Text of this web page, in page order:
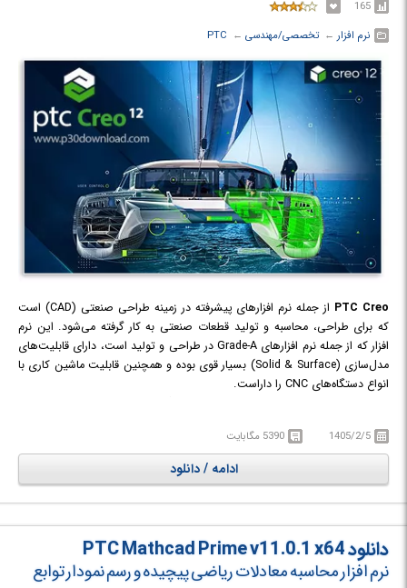
165
نرم افزار ← ‏تخصصی/مهندسی ← ‏
PTC
PTC Creo
از جمله نرم افزارهای پیشرفته در زمینه طراحی صنعتی (CAD) است
که برای طراحی، محاسبه و تولید قطعات صنعتی به کار گرفته می‌شود. این نرم
افزار که از جمله نرم افزارهای Grade-A در طراحی و تولید است، دارای قابلیت‌های
مدل‌سازی (Solid & Surface) بسیار قوی بوده و همچنین قابلیت ماشین کاری با
انواع دستگاه‌های CNC را داراست.
پیچیده‌ترین سطوح را دارا است.
از طرفی در محیط Mold به قابلیت‌ها و آرشیو بی‌نظیری از قطعات استاندارد برای
صنعت قالب‌سازی دست خواهید یافت. در محیط Drawing به زیباترین و
فنی‌ترین نقشه‌های دو بعدی با رعایت دقیق‌ترین نکات و استانداردهای نقشه
1405/2/5 5390 مگابایت
ادامه / دانلود
دانلود PTC Mathcad Prime v11.0.1 x64
نرم افزار محاسبه معادلات ریاضی پیچیده و رسم نمودار توابع